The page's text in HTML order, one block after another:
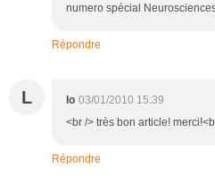
numero spécial
Répondre
L lo 03/01/2010 15:39
<br /> très bon article!
Répondre